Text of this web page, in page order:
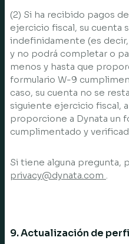
(2) Si ha recibido pagos
ejercicio fiscal, su cuenta
indefinidamente (es
y no podrá completar o
menos y hasta que
formulario W-9
caso, su cuenta no se
siguiente ejercicio fiscal,
proporcione a Dynata un
cumplimentado y
Si tiene alguna pregunta,
privacy@dynata.com .
9. Actualización de